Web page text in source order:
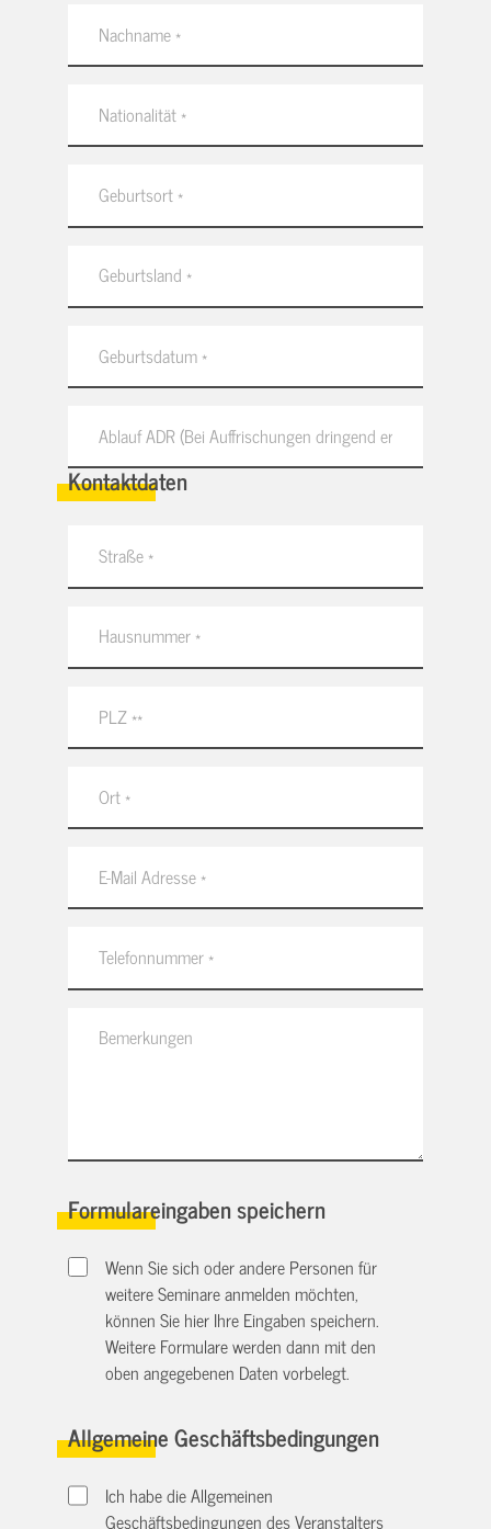
Kontaktdaten
Formulareingaben speichern
Wenn Sie sich oder andere Personen für
weitere Seminare anmelden möchten,
können Sie hier Ihre Eingaben speichern.
Weitere Formulare werden dann mit den
oben angegebenen Daten vorbelegt.
Allgemeine Geschäftsbedingungen
Ich habe die Allgemeinen
Geschäftsbedingungen des Veranstalters